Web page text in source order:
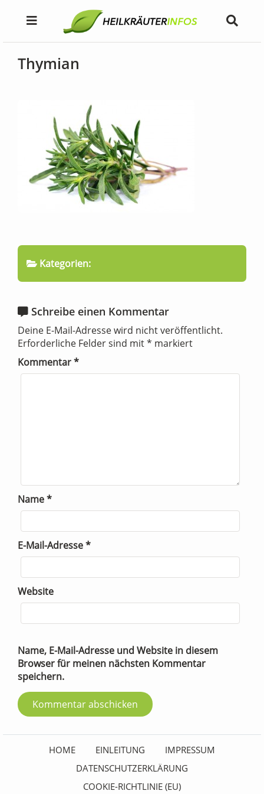
Thymian
Kategorien:
Schreibe einen Kommentar
Deine E-Mail-Adresse wird nicht veröffentlicht.
Erforderliche Felder sind mit* markiert
Kommentar*
Name*
E-Mail-Adresse*
Website
Name, E-Mail-Adresse und Website in diesem
Browser für meinen nächsten Kommentar
speichern.
HOME EINLEITUNG
IMPRESSUM
DATENSCHUTZERKLÄRUNG
COOKIE-RICHTLINIE (EU)